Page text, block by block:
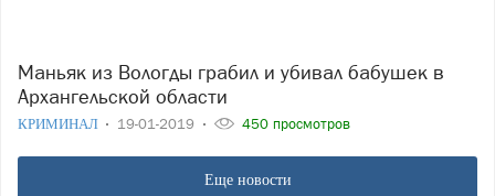
Маньяк из Вологды грабил и убивал бабушек в
Архангельской области
КРИМИНАЛ 19-01-2019 450 просмотров
Еще новости